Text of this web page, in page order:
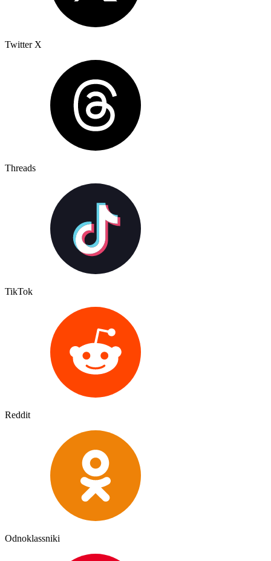
Twitter X
Threads
TikTok
Reddit
Odnoklassniki